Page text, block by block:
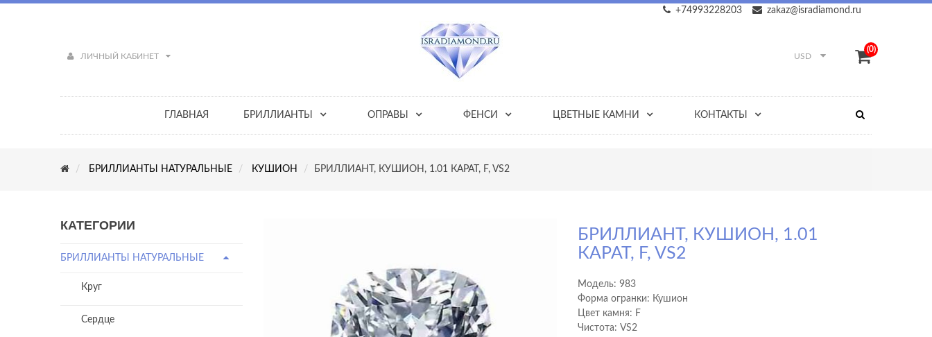
zakaz@isradiamond.ru
+74993228203
ЛИЧНЫЙ КАБИНЕТ USD
(0)
ГЛАВНАЯ БРИЛЛИАНТЫ ОПРАВЫ ФЕНСИ ЦВЕТНЫЕ КАМНИ КОНТАКТЫ
БРИЛЛИАНТЫ НАТУРАЛЬНЫЕ КУШИОН БРИЛЛИАНТ, КУШИОН, 1.01 КАРАТ, F, VS2
КАТЕГОРИИ
БРИЛЛИАНТЫ НАТУРАЛЬНЫЕ
Круг
Сердце
БРИЛЛИАНТ, КУШИОН, 1.01
КАРАТ, F, VS2
Модель:983
Форма огранки: Кушион
Цвет камня: F
Чистота: VS2